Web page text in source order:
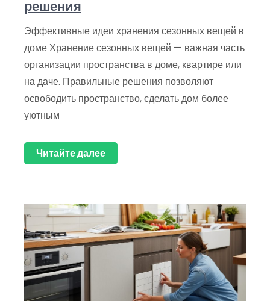
решения
Эффективные идеи хранения сезонных вещей в
доме Хранение сезонных вещей — важная часть
организации пространства в доме, квартире или
на даче. Правильные решения позволяют
освободить пространство, сделать дом более
уютным
Читайте далее